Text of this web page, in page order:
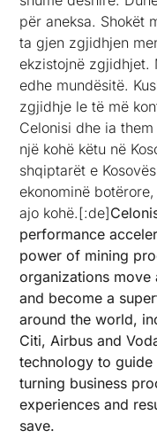
për aneksa. Shokët
ta gjen zgjidhjen
ekzistojnë zgjidhjet.
edhe mundësitë.
zgjidhje le të më
Celonisi dhe ia
një kohë këtu në
shqiptarët e
ekonominë
ajo kohë.[:de]
performance
power of mining
organizations
and become a
around the world,
Citi, Airbus and
technology to
turning business
experiences and
save.